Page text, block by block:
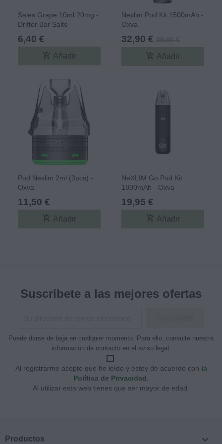
Sales Grape 10ml 20mg -
Drifter Bar Salts
6,40 €
add_shopping_cart Añadir
Nexlim Pod Kit 1500mAh -
Oxva
32,90 €
add_shopping_cart Añadir
Pod Nexlim 2ml (3pcs) -
Oxva
11,50 €
add_shopping_cart Añadir
NeXLIM Go Pod Kit
1800mAh - Oxva
19,95 €
add_shopping_cart Añadir
Suscríbete a las mejores ofertas
Puede darse de baja en cualquier momento. Para ello, consulte nuestra
información de contacto en el aviso legal.
Al registrarme acepto que he leído y estoy de acuerdo con la
Política de Privacidad.
Al utilizar esta web tienes que ser mayor de edad.
Productos 